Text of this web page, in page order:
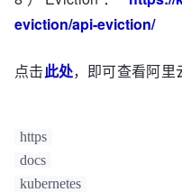
eviction/api-eviction/
点击此处，即可查看阿里
https
docs
kubernetes